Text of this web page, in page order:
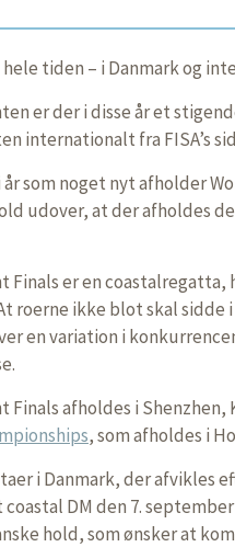
tiden – i Danmark og
er der i disse år et
internationalt fra FISA’s
som noget nyt afholder
udover, at der afholdes
Finals er en
roerne ikke blot skal
en variation i
Finals afholdes i
, som afholdes i
i Danmark, der afvikles
DM den 7.
hold, som ønsker at